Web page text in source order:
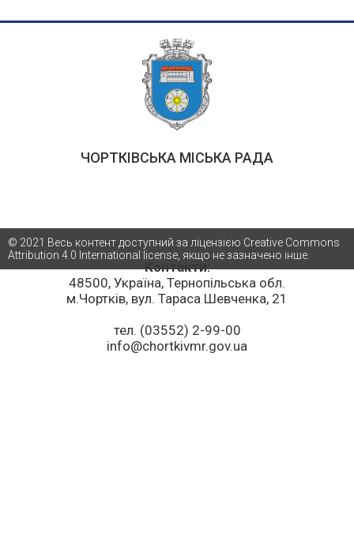
ЧОРТКІВСЬКА МІСЬКА РАДА
Контакти:
48500, Україна, Тернопільська обл.
м.Чортків, вул. Тараса Шевченка, 21
тел. (03552) 2-99-00
info@chortkivmr.gov.ua
© 2021 Весь контент доступний за ліцензією Creative Commons
Attribution 4.0 International license, якщо не зазначено інше.